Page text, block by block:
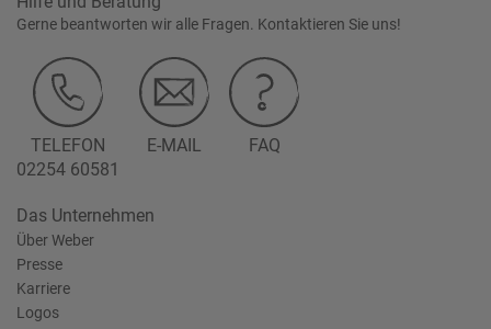
Gerne beantworten wir alle Fragen. Kontaktieren Sie uns!
TELEFON
02254 60581
E-MAIL FAQ
Das Unternehmen
Über Weber
Presse
Karriere
Logos